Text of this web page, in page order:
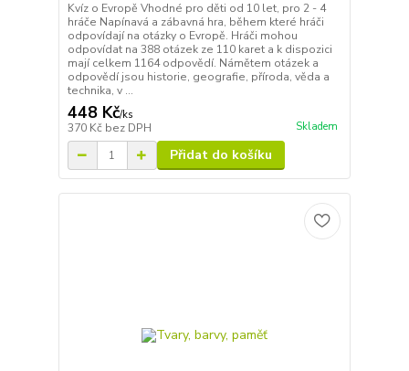
Kvíz o Evropě Vhodné pro děti od 10 let, pro 2 - 4
hráče Napínavá a zábavná hra, během které hráči
odpovídají na otázky o Evropě. Hráči mohou
odpovídat na 388 otázek ze 110 karet a k dispozici
mají celkem 1164 odpovědí. Námětem otázek a
odpovědí jsou historie, geografie, příroda, věda a
technika, v ...
448 Kč/ks
370 Kč bez DPH Skladem
Přidat do košíku